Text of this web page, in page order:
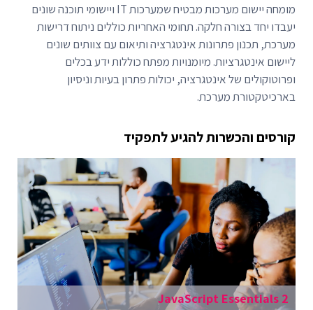
מומחה יישום מערכות מבטיח שמערכות IT ויישומי תוכנה שונים
יעבדו יחד בצורה חלקה. תחומי האחריות כוללים ניתוח דרישות
מערכת, תכנון פתרונות אינטגרציה ותיאום עם צוותים שונים
ליישום אינטגרציות. מיומנויות מפתח כוללות ידע בכלים
ופרוטוקולים של אינטגרציה, יכולות פתרון בעיות וניסיון
בארכיטקטורת מערכת.
קורסים והכשרות להגיע לתפקיד
JavaScript Essentials 2